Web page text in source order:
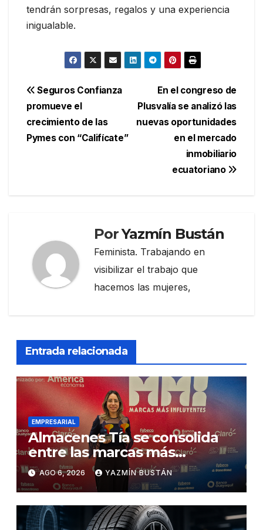
tendrán sorpresas, regalos y una experiencia
inigualable.
Navegación
de
entradas
En el congreso de
Plusvalía se analizó las
nuevas oportunidades
en el mercado
inmobiliario
ecuatoriano
Seguros Confianza
promueve el
crecimiento de las
Pymes con “Califícate”
PorYazmín Bustán
Feminista. Trabajando en
visibilizar el trabajo que
hacemos las mujeres,
Entrada relacionada
EMPRESARIAL
Almacenes Tía se consolida
entre las marcas más
influyentes del Ecuador
AGO 6, 2026 YAZMÍN BUSTÁN